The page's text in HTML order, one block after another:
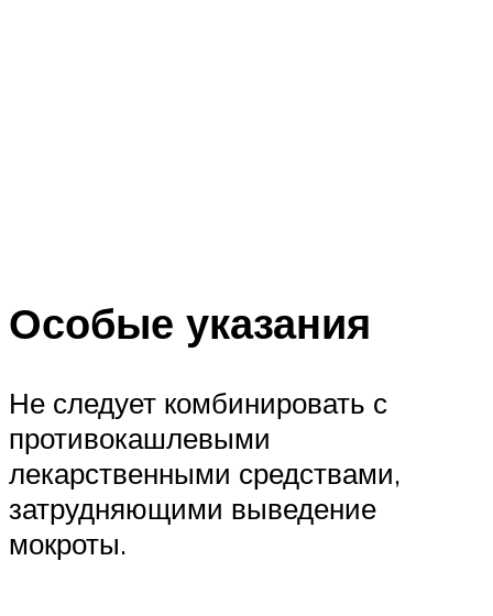
Особые указания
Не следует комбинировать с
противокашлевыми
лекарственными средствами,
затрудняющими выведение
мокроты.